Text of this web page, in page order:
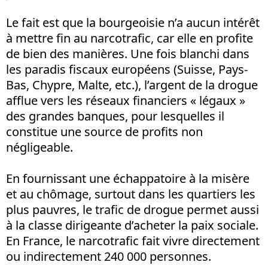
Le fait est que la bourgeoisie n’a aucun intérêt
à mettre fin au narcotrafic, car elle en profite
de bien des manières. Une fois blanchi dans
les paradis fiscaux européens (Suisse, Pays-
Bas, Chypre, Malte, etc.), l’argent de la drogue
afflue vers les réseaux financiers « légaux »
des grandes banques, pour lesquelles il
constitue une source de profits non
négligeable.
En fournissant une échappatoire à la misère
et au chômage, surtout dans les quartiers les
plus pauvres, le trafic de drogue permet aussi
à la classe dirigeante d’acheter la paix sociale.
En France, le narcotrafic fait vivre directement
ou indirectement 240 000 personnes.